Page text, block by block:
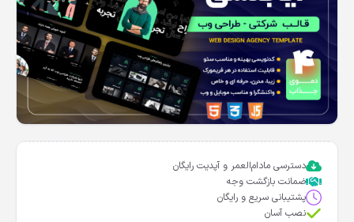
دسترسی مادام‌العمر و آپدیت رایگان
ضمانت بازگشت وجه
پشتیبانی سریع و رایگان
نصب آسان